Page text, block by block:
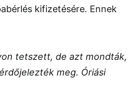
kifizetésére. Ennek
tetszett, de azt mondták,
meg. Óriási